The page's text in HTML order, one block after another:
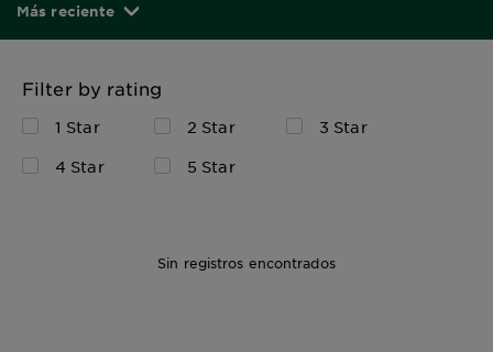
Más reciente
Filter by rating
1 Star 2 Star
3 Star
4 Star
5 Star
Sin registros encontrados